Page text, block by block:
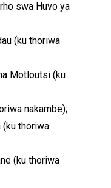
swa Huvo ya
(ku thoriwa
Motloutsi (ku
nakambe);
thoriwa
(ku thoriwa